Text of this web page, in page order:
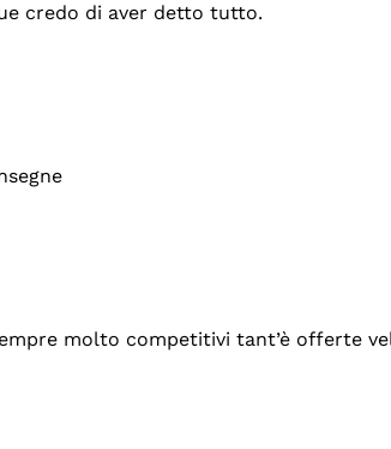
credo di aver detto tutto.
molto competitivi tant’è offerte